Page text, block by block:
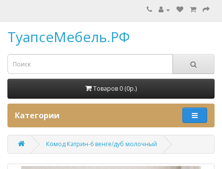
ТуапсеМебель.РФ
Товаров 0 (0p.)
Категории
Комод Катрин-6 венге/дуб молочный